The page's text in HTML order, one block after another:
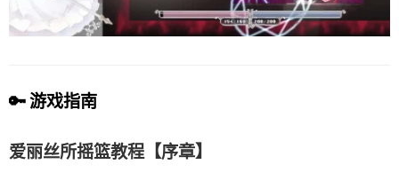
🔑 游戏指南
爱丽丝所摇篮教程【序章】